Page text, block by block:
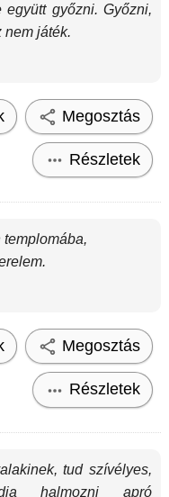
győzni. Győzni,
nem játék.
Megosztás
Részletek
Megosztás
Részletek
tud szívélyes,
halmozni apró